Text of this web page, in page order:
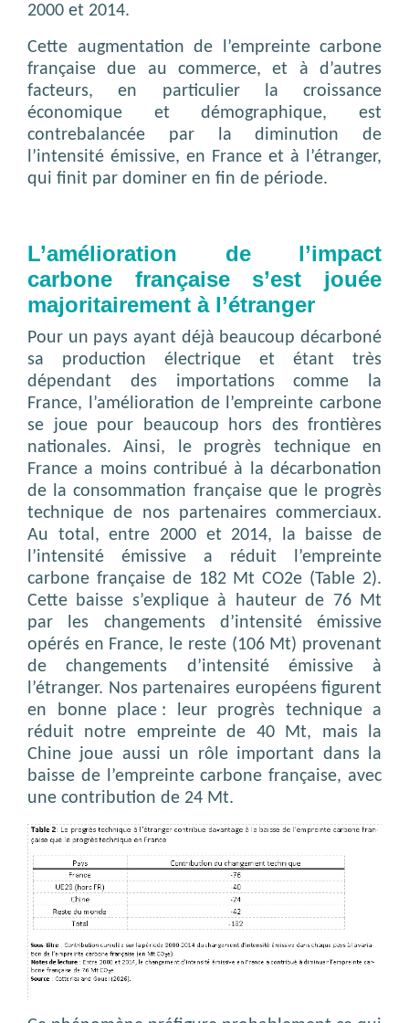
2000 et 2014.
Cette augmentation de l’empreinte carbone
française due au commerce, et à d’autres
facteurs, en particulier la croissance
économique et démographique, est
contrebalancée par la diminution de
l’intensité émissive, en France et à l’étranger,
qui finit par dominer en fin de période.
L’amélioration de l’impact
carbone française s’est jouée
majoritairement à l’étranger
Pour un pays ayant déjà beaucoup décarboné
sa production électrique et étant très
dépendant des importations comme la
France, l’amélioration de l’empreinte carbone
se joue pour beaucoup hors des frontières
nationales. Ainsi, le progrès technique en
France a moins contribué à la décarbonation
de la consommation française que le progrès
technique de nos partenaires commerciaux.
Au total, entre 2000 et 2014, la baisse de
l’intensité émissive a réduit l’empreinte
carbone française de 182 Mt CO2e (Table 2).
Cette baisse s’explique à hauteur de 76 Mt
par les changements d’intensité émissive
opérés en France, le reste (106 Mt) provenant
de changements d’intensité émissive à
l’étranger. Nos partenaires européens figurent
en bonne place : leur progrès technique a
réduit notre empreinte de 40 Mt, mais la
Chine joue aussi un rôle important dans la
baisse de l’empreinte carbone française, avec
une contribution de 24 Mt.